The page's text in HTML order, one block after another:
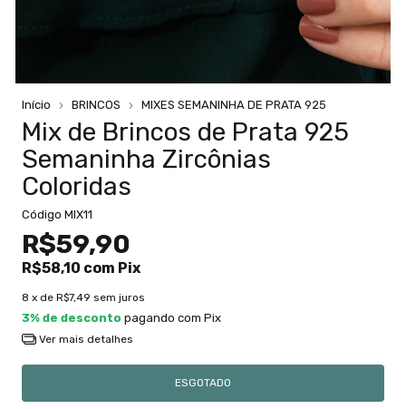
Início BRINCOS MIXES SEMANINHA DE PRATA 925
Mix de Brincos de Prata 925
Semaninha Zircônias
Coloridas
Código MIX11
R$59,90
R$58,10 com Pix
8 x de R$7,49 sem juros
3% de desconto pagando com Pix
Ver mais detalhes